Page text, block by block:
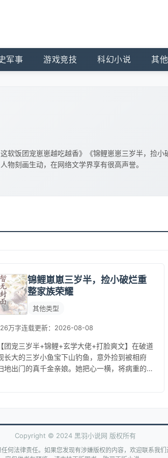
军事 游戏竞技 科幻小说 其
软饭团宠崽崽越吃越香》《锦鲤崽崽三岁半，捡
物刻画生动，在网络文学界享有很高声誉。
锦鲤崽崽三岁半，捡小破烂重
整家族荣耀
其他类型
万字连载更新：2026-08-08
【团宠三岁半+锦鲤+玄学大佬+打脸爽文】在破道
长大的三岁小鱼宝下山钓鱼，意外捡到被相府
地出门的真千金亲娘。她把心一横，将病重的
Copyright © 2024 黑羽小说网 版权所有
何法律责任。如果您发现有涉嫌版权的内容，欢迎联系我